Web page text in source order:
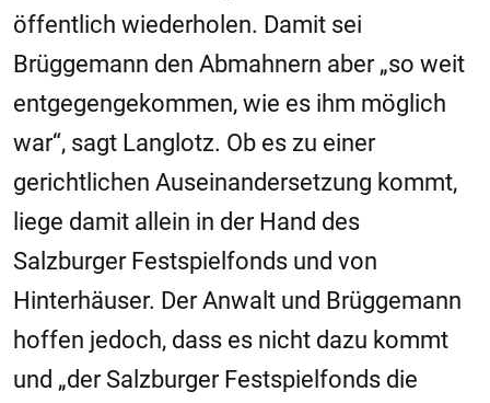
öffentlich wiederholen. Damit sei
Brüggemann den Abmahnern aber „so weit
entgegengekommen, wie es ihm möglich
war“, sagt Langlotz. Ob es zu einer
gerichtlichen Auseinandersetzung kommt,
liege damit allein in der Hand des
SalzburgerFestspielfonds und von
Hinterhäuser. Der Anwalt und Brüggemann
hoffen jedoch, dass es nicht dazu kommt
und „der SalzburgerFestspielfonds die